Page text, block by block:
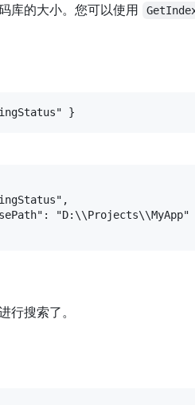
库的大小。您可以使用
"D:\\Projects\\MyApp"
行搜索了。